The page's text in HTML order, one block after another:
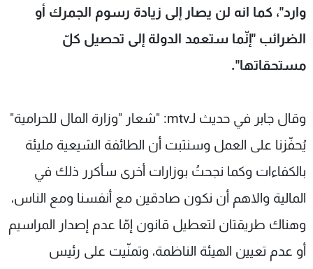
وارد"، كما انه لن يصار إلى زيادة رسوم الجمرك أو
الضرائب "إنّما ستعمد الدولة إلى تحصيل كلّ
مستحقاتها".
وقال جابر في حديث لـmtv: "شعار "وزارة المال للحرامية"
يُحفّزنا على العمل وسنثبت أن الطائفة الشيعية مليئة
بالكفاءات وكما نجحتُ بوزارات أخرى سأكرر ذلك في
المالية والاهم أن نكون صادقين مع أنفسنا ومع الناس،
وهناك طريقتان لتعطيل قانون إمّا عدم إصدار المراسيم
أو عدم تعيين الهيئة الناظمة، وتمنّيت على رئيس
عن MTV
الإنـتـاج
وظائف